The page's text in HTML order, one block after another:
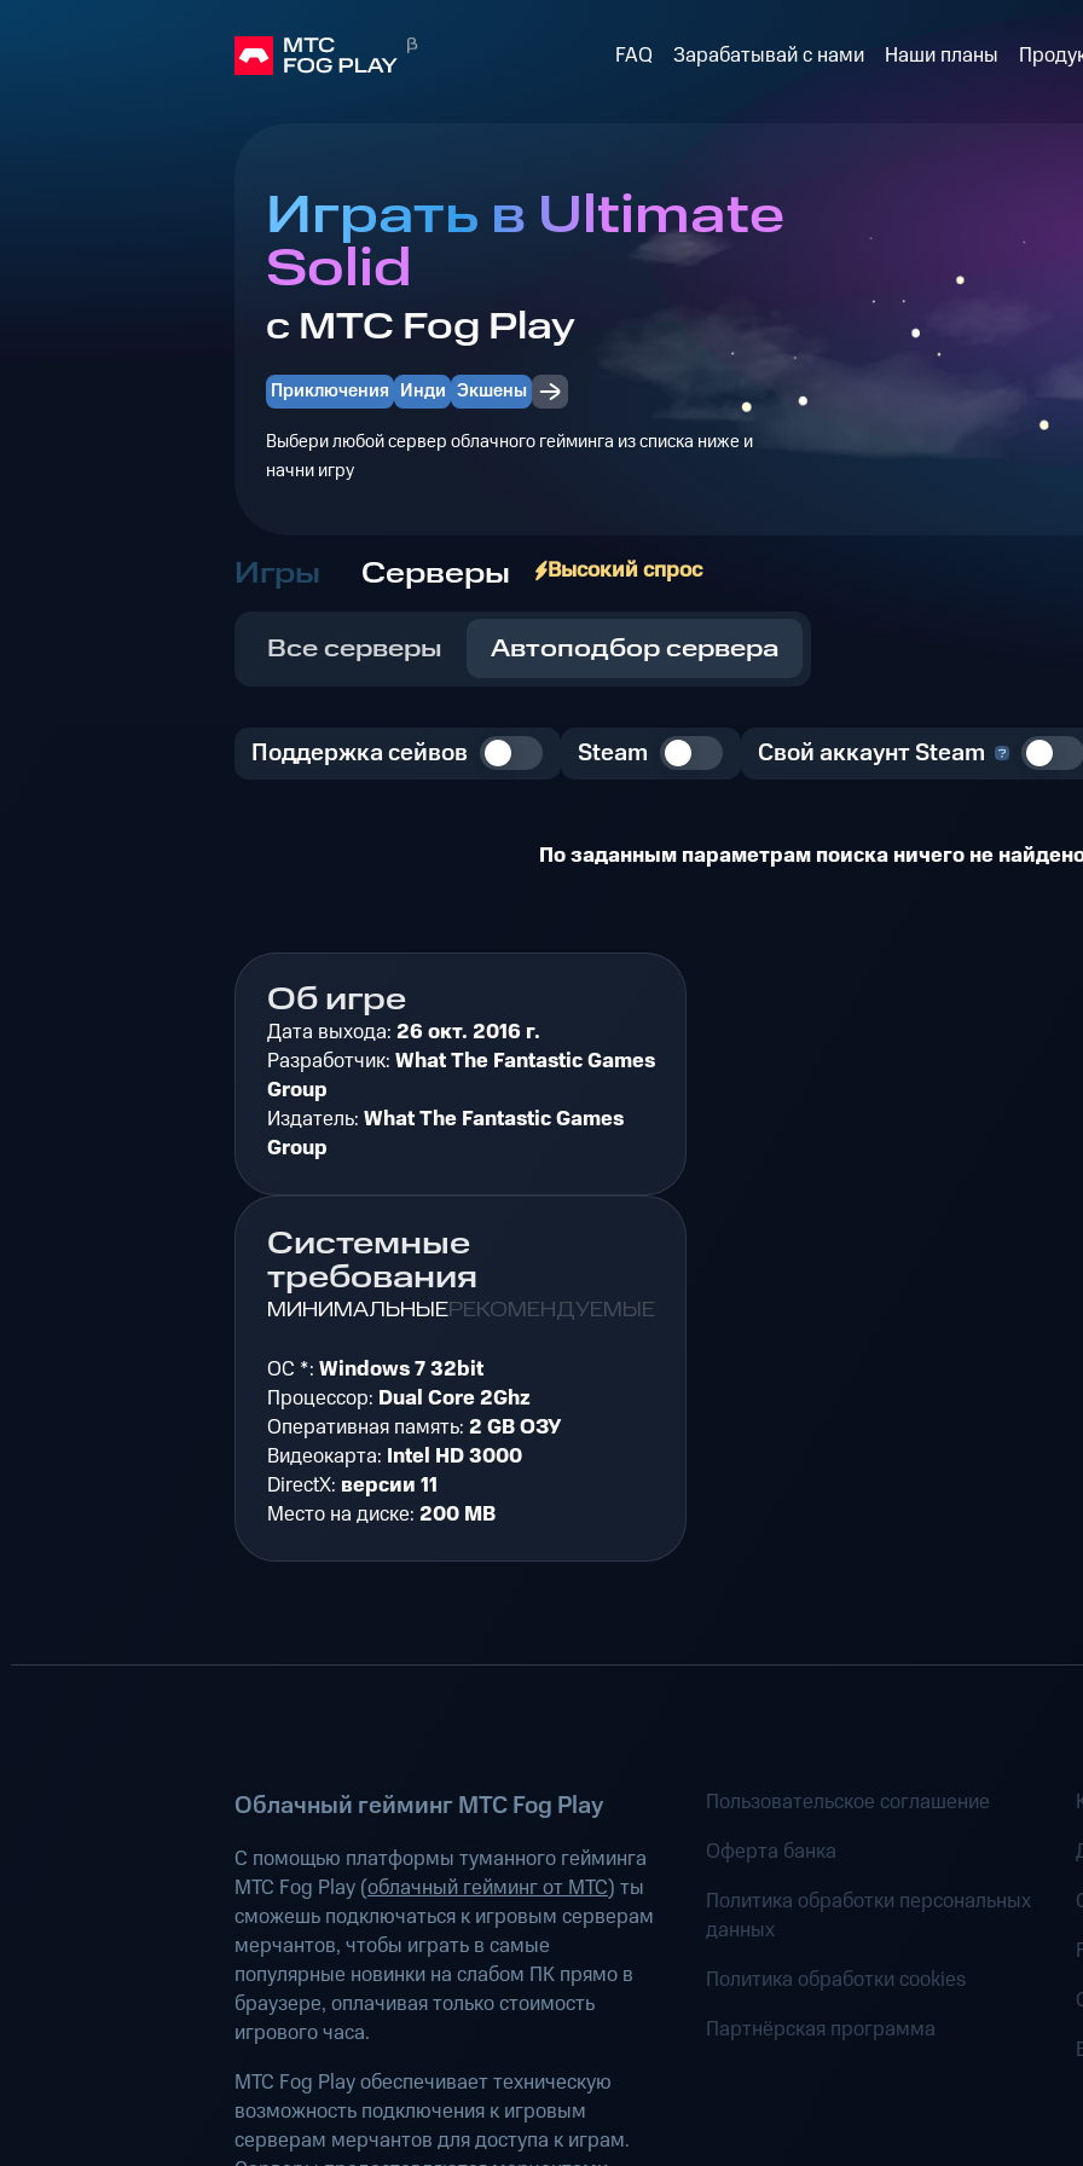
FAQ Зарабатывай с нами Наши планы
Играть в Ultimate
Solid
с МТС Fog Play
Приключения Инди Экшены
Выбери любой сервер облачного гейминга из списка ниже и
начни игру
Игры Серверы Высокий спрос
Все серверы Автоподбор сервера
Поддержка сейвов Steam Свой аккаунт Steam
По заданным параметрам поиска ничего не
Об игре
Дата выхода: 26 окт. 2016 г.
Разработчик: What The Fantastic Games
Group
Издатель: What The Fantastic Games
Group
Системные
требования
МИНИМАЛЬНЫЕРЕКОМЕНДУЕМЫЕ
ОС *: Windows 7 32bit
Процессор: Dual Core 2Ghz
Оперативная память: 2 GB ОЗУ
Видеокарта: Intel HD 3000
DirectX: версии 11
Место на диске: 200 MB
Облачный гейминг МТС Fog Play
С помощью платформы туманного гейминга
МТС Fog Play (облачный гейминг от МТС) ты
сможешь подключаться к игровым серверам
мерчантов, чтобы играть в самые
популярные новинки на слабом ПК прямо в
браузере, оплачивая только стоимость
игрового часа.
МТС Fog Play обеспечивает техническую
возможность подключения к игровым
серверам мерчантов для доступа к играм.
Пользовательское соглашение
Оферта банка
Политика обработки персональных
данных
Политика обработки cookies
Партнёрская программа